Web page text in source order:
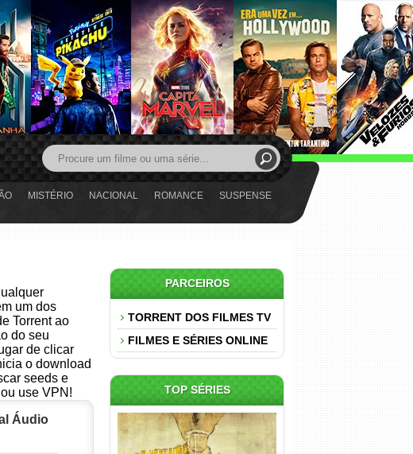
MISTÉRIO NACIONAL ROMANCE
SUSPENSE
um dos
Torrent ao
do seu
de clicar
o download
seeds e
use VPN!
Áudio
PARCEIROS
TORRENT DOS FILMES TV
FILMES E SÉRIES ONLINE
TOP SÉRIES